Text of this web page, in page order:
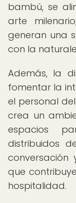
bambú, se
arte
generan una
con la
Además, la
fomentar la
el personal
crea un
espacios
distribuidos
conversación
que
hospitalidad.